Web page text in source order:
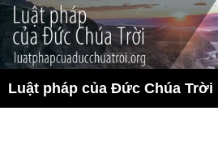
Chuyển
đến
nội
dung
Luật pháp của Đức Chúa Trời
kiếm